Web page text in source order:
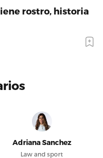
rostro, historia
Adriana Sanchez
Law and sport